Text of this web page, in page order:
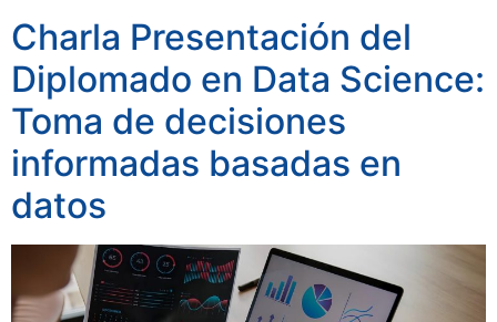
Charla Presentación del
Diplomado en Data Science:
Toma de decisiones
informadas basadas en
datos